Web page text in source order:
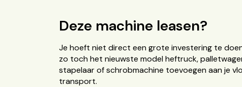
Deze machine leasen?
Je hoeft niet direct een grote investering te
zo toch het nieuwste model heftruck,
stapelaar of schrobmachine toevoegen aan je
transport.